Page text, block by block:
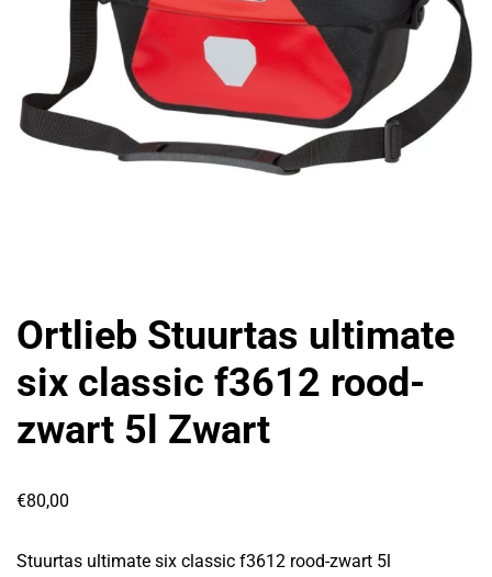
Ortlieb Stuurtas ultimate
six classic f3612 rood-
zwart 5l Zwart
€80,00
Stuurtas ultimate six classic f3612 rood-zwart 5l